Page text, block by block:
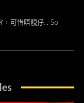
可惜唔靚仔... So _